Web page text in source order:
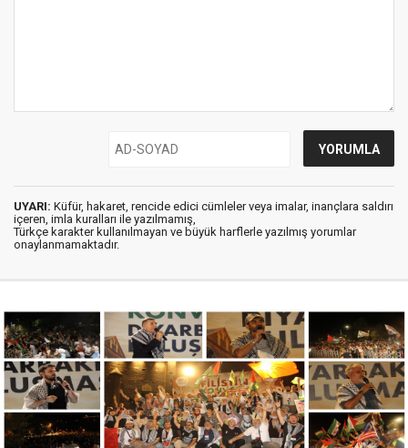
UYARI: Küfür, hakaret, rencide edici cümleler veya imalar, inançlara saldırı
içeren, imla kuralları ile yazılmamış,
Türkçe karakter kullanılmayan ve büyük harflerle yazılmış yorumlar
onaylanmamaktadır.